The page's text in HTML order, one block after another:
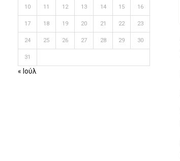
10 11 12 13 14 15 16
17 18 19 20 21 22 23
24 25 26 27 28 29 30
31
« Ιούλ